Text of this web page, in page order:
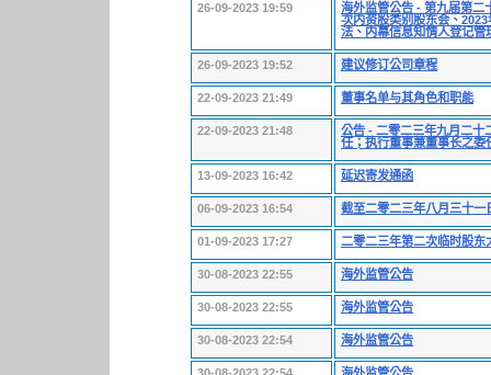
26-09-2023 19:59
海外监管公告 - 第九届第二
次内资股类别股东会、
法、内幕信息知情人登记管
26-09-2023 19:52 建议修订公司章程
22-09-2023 21:49 董事名单与其角色和职能
22-09-2023 21:48
公告 - 二零二三年九月二十
任；执行董事兼董事长之委
13-09-2023 16:42 延迟寄发通函
06-09-2023 16:54 截至二零二三年八月三十一
01-09-2023 17:27 二零二三年第二次临时股东
30-08-2023 22:55 海外监管公告
30-08-2023 22:55 海外监管公告
30-08-2023 22:54 海外监管公告